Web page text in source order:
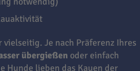
Je nach Präferenz Ihres
übergießen oder einfach
Hunde lieben das Kauen der